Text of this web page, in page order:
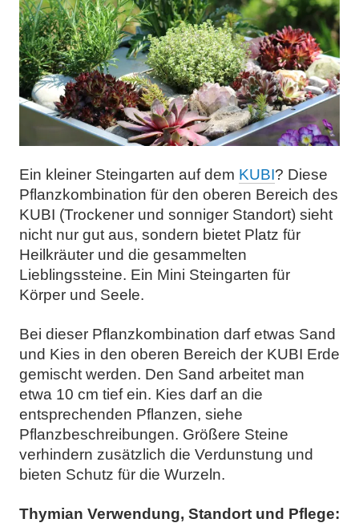
Ein kleiner Steingarten auf dem KUBI? Diese
Pflanzkombination für den oberen Bereich des
KUBI (Trockener und sonniger Standort) sieht
nicht nur gut aus, sondern bietet Platz für
Heilkräuter und die gesammelten
Lieblingssteine. Ein Mini Steingarten für
Körper und Seele.
Bei dieser Pflanzkombination darf etwas Sand
und Kies in den oberen Bereich der KUBI Erde
gemischt werden. Den Sand arbeitet man
etwa 10 cm tief ein. Kies darf an die
entsprechenden Pflanzen, siehe
Pflanzbeschreibungen. Größere Steine
verhindern zusätzlich die Verdunstung und
bieten Schutz für die Wurzeln.
Thymian Verwendung, Standort und Pflege: